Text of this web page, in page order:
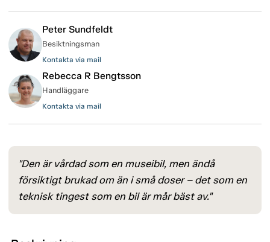
Peter Sundfeldt
Besiktningsman
Kontakta via mail
Rebecca R Bengtsson
Handläggare
Kontakta via mail
"Den är vårdad som en museibil, men ändå
försiktigt brukad om än i små doser – det som en
teknisk tingest som en bil är mår bäst av."